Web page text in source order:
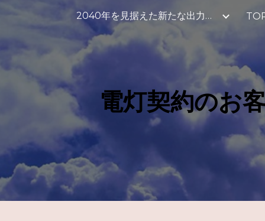
Skip to main content
2040年を見据えた新たな出力制御のご提案
電灯契約のお